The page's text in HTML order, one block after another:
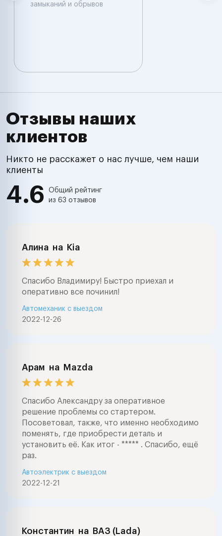
замыканий и обрывов
Отзывы наших
клиентов
Никто не расскажет о нас лучше, чем наши
клиенты
4.6
Общий рейтинг
из 63 отзывов
Алина на Kia
Спасибо Владимиру! Быстро приехал и
оперативно все починил!
2022-12-26
Автомеханик с выездом
Арам на Mazda
Спасибо Александру за оперативное
решение проблемы со стартером.
Посоветовал, также, что именно необходимо
поменять, где приобрести деталь и
установить её. Как итог - ***** . Спасибо, ещё
раз.
2022-12-21
Автоэлектрик с выездом
Константин на ВАЗ (Lada)